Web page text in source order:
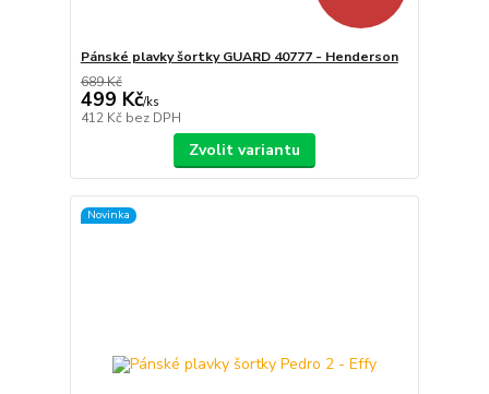
Pánské plavky šortky GUARD 40777 - Henderson
689 Kč
499 Kč/ks
412 Kč bez DPH
Zvolit variantu
Novinka